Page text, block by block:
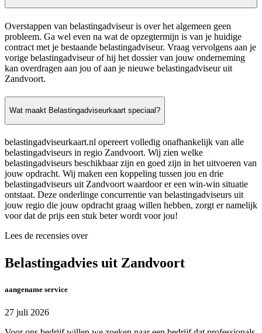
Overstappen van belastingadviseur is over het algemeen geen
probleem. Ga wel even na wat de opzegtermijn is van je huidige
contract met je bestaande belastingadviseur. Vraag vervolgens aan je
vorige belastingadviseur of hij het dossier van jouw onderneming
kan overdragen aan jou of aan je nieuwe belastingadviseur uit
Zandvoort.
Wat maakt Belastingadviseurkaart speciaal?
belastingadviseurkaart.nl opereert volledig onafhankelijk van alle
belastingadviseurs in regio Zandvoort. Wij zien welke
belastingadviseurs beschikbaar zijn en goed zijn in het uitvoeren van
jouw opdracht. Wij maken een koppeling tussen jou en drie
belastingadviseurs uit Zandvoort waardoor er een win-win situatie
ontstaat. Deze onderlinge concurrentie van belastingadviseurs uit
jouw regio die jouw opdracht graag willen hebben, zorgt er namelijk
voor dat de prijs een stuk beter wordt voor jou!
Lees de recensies over
Belastingadvies uit Zandvoort
aangename service
27 juli 2026